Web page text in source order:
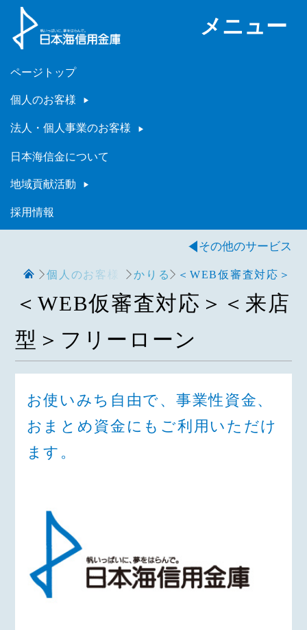
メニュー
ページトップ
個人のお客様
法人・個人事業のお客様
日本海信金について
地域貢献活動
採用情報
その他のサービス
個人のお客様 かりる ＜WEB仮審査対応＞
＜WEB仮審査対応＞＜来店
型＞フリーローン
お使いみち自由で、事業性資金、
おまとめ資金にもご利用いただけ
ます。